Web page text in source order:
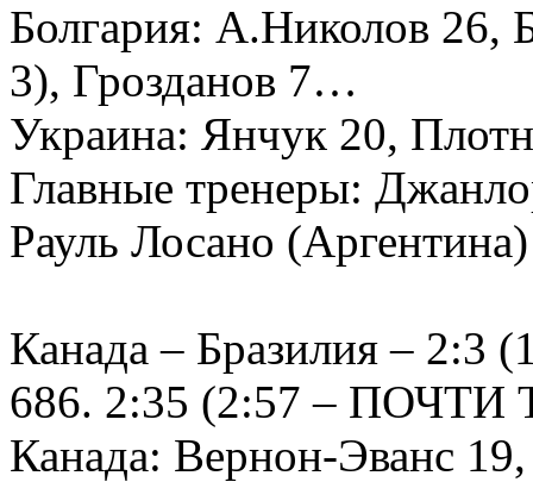
Болгария: А.Николов 26,
3), Грозданов 7…
Украина: Янчук 20,
Главные тренеры:
Рауль Лосано (Аргентина)
Канада – Бразилия – 2:3
686. 2:35 (2:57 –
Канада: Вернон-Эванс